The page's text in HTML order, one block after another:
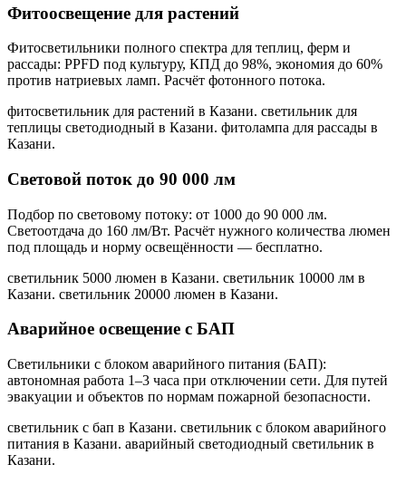
Фитоосвещение для растений
Фитосветильники полного спектра для теплиц, ферм и
рассады: PPFD под культуру, КПД до 98%, экономия до 60%
против натриевых ламп. Расчёт фотонного потока.
фитосветильник для растений в Казани. светильник для
теплицы светодиодный в Казани. фитолампа для рассады в
Казани.
Световой поток до 90 000 лм
Подбор по световому потоку: от 1000 до 90 000 лм.
Светоотдача до 160 лм/Вт. Расчёт нужного количества люмен
под площадь и норму освещённости — бесплатно.
светильник 5000 люмен в Казани. светильник 10000 лм в
Казани. светильник 20000 люмен в Казани.
Аварийное освещение с БАП
Светильники с блоком аварийного питания (БАП):
автономная работа 1–3 часа при отключении сети. Для путей
эвакуации и объектов по нормам пожарной безопасности.
светильник с бап в Казани. светильник с блоком аварийного
питания в Казани. аварийный светодиодный светильник в
Казани.